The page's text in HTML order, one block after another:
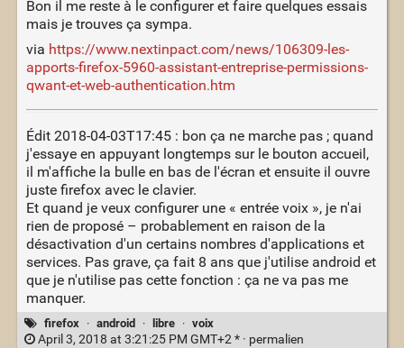
Bon il me reste à le configurer et faire quelques essais
mais je trouves ça sympa.
via https://www.nextinpact.com/news/106309-les-
apports-firefox-5960-assistant-entreprise-permissions-
qwant-et-web-authentication.htm
Édit 2018-04-03T17:45 : bon ça ne marche pas ; quand
j'essaye en appuyant longtemps sur le bouton accueil,
il m'affiche la bulle en bas de l'écran et ensuite il ouvre
juste firefox avec le clavier.
Et quand je veux configurer une « entrée voix », je n'ai
rien de proposé – probablement en raison de la
désactivation d'un certains nombres d'applications et
services. Pas grave, ça fait 8 ans que j'utilise android et
que je n'utilise pas cette fonction : ça ne va pas me
manquer.
firefox · android · libre · voix
April 3, 2018 at 3:21:25 PM GMT+2 * · permalien